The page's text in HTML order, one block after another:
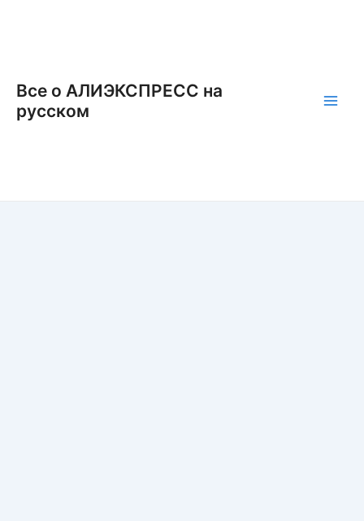
Все о АЛИЭКСПРЕСС на
русском